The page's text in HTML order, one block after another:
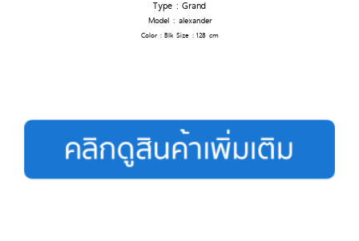
Type : Grand
Model : alexander
Color : Blk Size : 128 cm